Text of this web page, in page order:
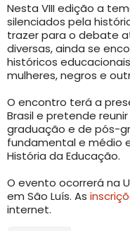
Nesta VIII edição a
silenciados pela
trazer para o debate
diversas, ainda se
históricos
mulheres, negros e
O encontro terá a
Brasil e pretende
graduação e de pós-
fundamental e médio
História da Educação.
O evento ocorrerá na
em São Luís. As
internet.